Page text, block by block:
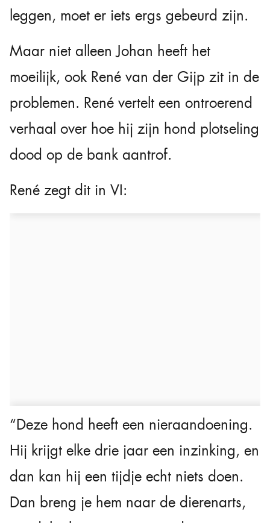
leggen, moet er iets ergs gebeurd zijn.
Maar niet alleen Johan heeft het
moeilijk, ook René van der Gijp zit in de
problemen. René vertelt een ontroerend
verhaal over hoe hij zijn hond plotseling
dood op de bank aantrof.
René zegt dit in VI:
“Deze hond heeft een nieraandoening.
Hij krijgt elke drie jaar een inzinking, en
dan kan hij een tijdje echt niets doen.
Dan breng je hem naar de dierenarts,